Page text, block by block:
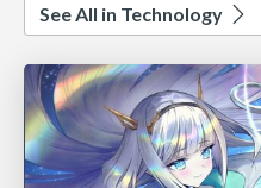
See All in Technology